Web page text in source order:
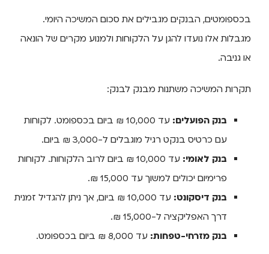
בכספומטים, הבנקים מגבילים את סכום המשיכה היומי.
מגבלות אלו נועדו להגן על הלקוחות ולמנוע מקרים של הונאה
או גניבה.
תקרות המשיכה משתנות מבנק לבנק:
בנק הפועלים:
עד 10,000 ₪ ביום בכספומט. לקוחות
עם כרטיס בנקט רגיל מוגבלים ל-3,000 ₪ ביום.
בנק לאומי:
עד 10,000 ₪ ביום לרוב הלקוחות. לקוחות
פרימיום יכולים למשוך עד 15,000 ₪.
בנק דיסקונט:
עד 10,000 ₪ ביום, אך ניתן להגדיל זמנית
דרך האפליקציה ל-15,000 ₪.
בנק מזרחי-טפחות: עד 8,000 ₪ ביום בכספומט.